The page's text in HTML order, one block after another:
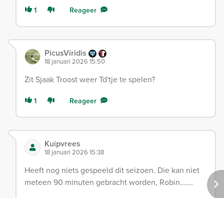
1 Reageer
PicusViridis
18 januari 2026 15:50
Zit Sjaak Troost weer Td'tje te spelen?
1 Reageer
Kuipvrees
18 januari 2026 15:38
Heeft nog niets gespeeld dit seizoen. Die kan niet
meteen 90 minuten gebracht worden, Robin…….